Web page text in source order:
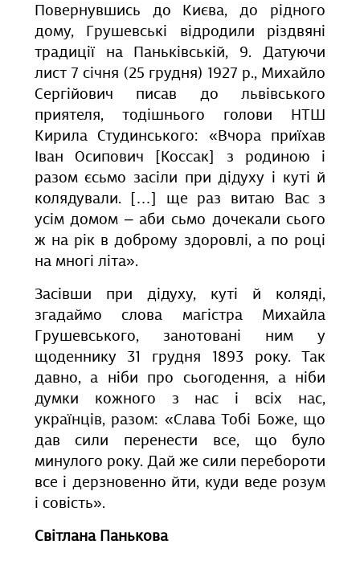
Повернувшись до Києва, до рідного
дому, Грушевські відродили різдвяні
традиції на Паньківській, 9. Датуючи
лист 7 січня (25 грудня) 1927 р., Михайло
Сергійович писав до львівського
приятеля, тодішнього голови НТШ
Кирила Студинського: «Вчора приїхав
Іван Осипович [Коссак] з родиною і
разом єсьмо засіли при дідуху і куті й
колядували. […] ще раз витаю Вас з
усім домом – аби сьмо дочекали сього
ж на рік в доброму здоровлі, а по році
на многі літа».
Засівши при дідуху, куті й коляді,
згадаймо слова магістра Михайла
Грушевського, занотовані ним у
щоденнику 31 грудня 1893 року. Так
давно, а ніби про сьогодення, а ніби
думки кожного з нас і всіх нас,
українців, разом: «Слава Тобі Боже, що
дав сили перенести все, що було
минулого року. Дай же сили перебороти
все і дерзновенно йти, куди веде розум
і совість».
Світлана Панькова